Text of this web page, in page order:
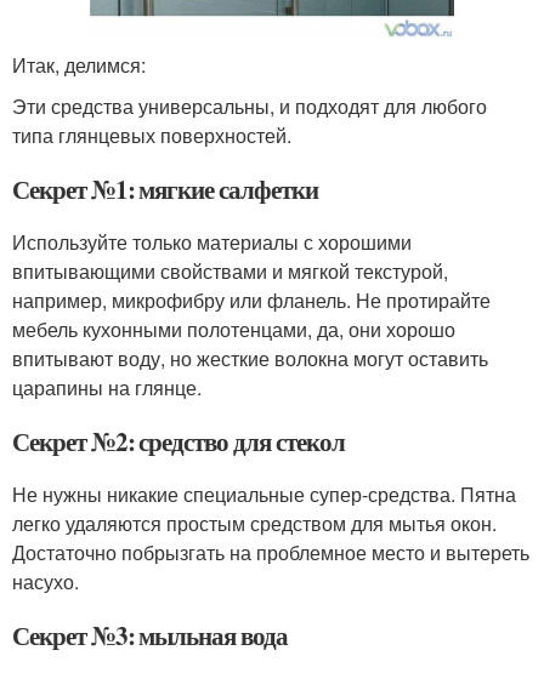
Итак, делимся:
Эти средства универсальны, и подходят для любого
типа глянцевых поверхностей.
Секрет №1: мягкие салфетки
Используйте только материалы с хорошими
впитывающими свойствами и мягкой текстурой,
например, микрофибру или фланель. Не протирайте
мебель кухонными полотенцами, да, они хорошо
впитывают воду, но жесткие волокна могут оставить
царапины на глянце.
Секрет №2: средство для стекол
Не нужны никакие специальные супер-средства. Пятна
легко удаляются простым средством для мытья окон.
Достаточно побрызгать на проблемное место и вытереть
насухо.
Секрет №3: мыльная вода